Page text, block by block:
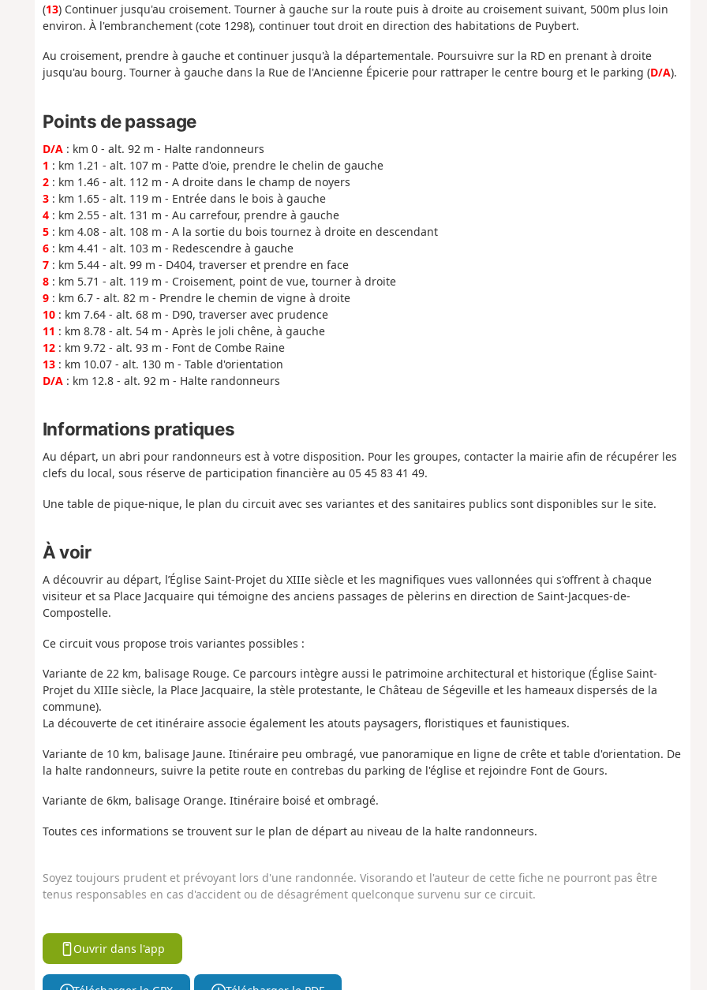
(13) Continuer jusqu'au croisement. Tourner à gauche sur la route puis à droite au croisement suivant, 500m plus loin
environ. À l'embranchement (cote 1298), continuer tout droit en direction des habitations de Puybert.
Au croisement, prendre à gauche et continuer jusqu'à la départementale. Poursuivre sur la RD en prenant à droite
jusqu'au bourg. Tourner à gauche dans la Rue de l'Ancienne Épicerie pour rattraper le centre bourg et le parking (D/A).
Points de passage
D/A: km 0 - alt. 92 m - Halte randonneurs
1 : km 1.21 - alt. 107 m - Patte d'oie, prendre le chelin de gauche
2: km 1.46 - alt. 112 m - A droite dans le champ de noyers
3: km 1.65 - alt. 119 m - Entrée dans le bois à gauche
4: km 2.55 - alt. 131 m - Au carrefour, prendre à gauche
5: km 4.08 - alt. 108 m - A la sortie du bois tournez à droite en descendant
6: km 4.41 - alt. 103 m - Redescendre à gauche
7: km 5.44 - alt. 99 m - D404, traverser et prendre en face
8: km 5.71 - alt. 119 m - Croisement, point de vue, tourner à droite
9: km 6.7 - alt. 82 m - Prendre le chemin de vigne à droite
10: km 7.64 - alt. 68 m - D90, traverser avec prudence
11 : km 8.78 - alt. 54 m - Après le joli chêne, à gauche
12: km 9.72 - alt. 93 m - Font de Combe Raine
13: km 10.07 - alt. 130 m - Table d'orientation
D/A: km 12.8 - alt. 92 m - Halte randonneurs
Informations pratiques
Au départ, un abri pour randonneurs est à votre disposition. Pour les groupes, contacter la mairie afin de récupérer les
clefs du local, sous réserve de participation financière au 05 45 83 41 49.
Une table de pique-nique, le plan du circuit avec ses variantes et des sanitaires publics sont disponibles sur le site.
À voir
A découvrir au départ, l’Église Saint-Projet du XIIIe siècle et les magnifiques vues vallonnées qui s'offrent à chaque
visiteur et sa Place Jacquaire qui témoigne des anciens passages de pèlerins en direction de Saint-Jacques-de-
Compostelle.
Ce circuit vous propose trois variantes possibles :
Variante de 22 km, balisage Rouge. Ce parcours intègre aussi le patrimoine architectural et historique (Église Saint-
Projet du XIIIe siècle, la Place Jacquaire, la stèle protestante, le Château de Ségeville et les hameaux dispersés de la
commune).
La découverte de cet itinéraire associe également les atouts paysagers, floristiques et faunistiques.
Variante de 10 km, balisage Jaune. Itinéraire peu ombragé, vue panoramique en ligne de crête et table d'orientation. De
la halte randonneurs, suivre la petite route en contrebas du parking de l'église et rejoindre Font de Gours.
Variante de 6km, balisage Orange. Itinéraire boisé et ombragé.
Toutes ces informations se trouvent sur le plan de départ au niveau de la halte randonneurs.
Soyez toujours prudent et prévoyant lors d'une randonnée. Visorando et l'auteur de cette fiche ne pourront pas être
tenus responsables en cas d'accident ou de désagrément quelconque survenu sur ce circuit.
Ouvrir dans l'app